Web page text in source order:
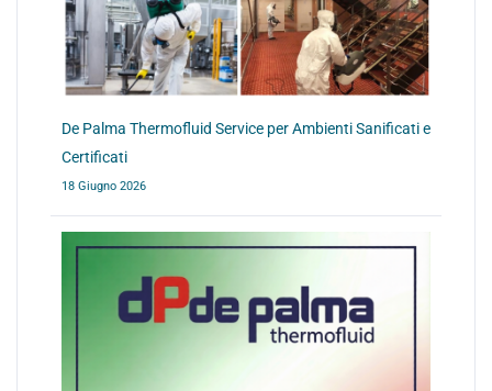
De Palma Thermofluid Service per Ambienti Sanificati e
Certificati
18 Giugno 2026